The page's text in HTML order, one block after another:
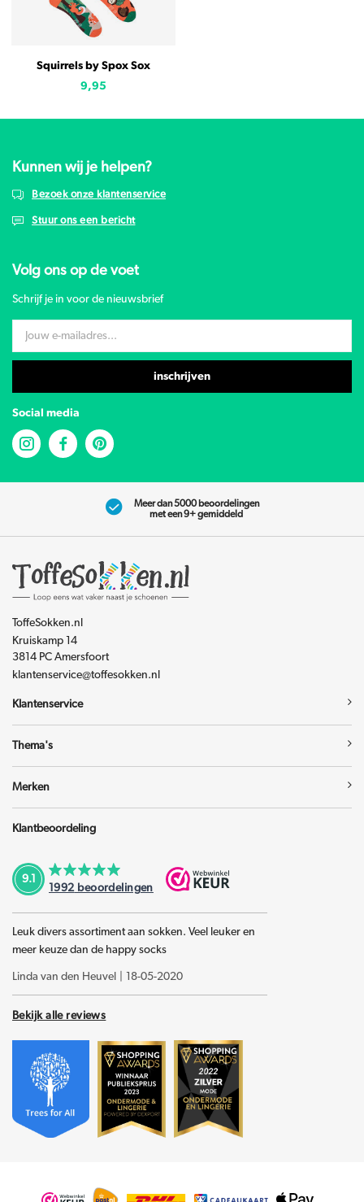
Squirrels by Spox Sox
9,95
Kunnen wij je helpen?
Bezoek onze klantenservice
Stuur ons een bericht
Volg ons op de voet
Schrijf je in voor de nieuwsbrief
inschrijven
Social media
Meer dan 5000 beoordelingen
met een 9+ gemiddeld
ToffeSokken.nl
Kruiskamp 14
3814 PC Amersfoort
klantenservice@toffesokken.nl
Klantenservice
Thema's
Merken
Klantbeoordeling
9.1
1992 beoordelingen
Leuk divers assortiment aan sokken. Veel leuker en
meer keuze dan de happy socks
Linda van den Heuvel 18-05-2020
Bekijk alle reviews